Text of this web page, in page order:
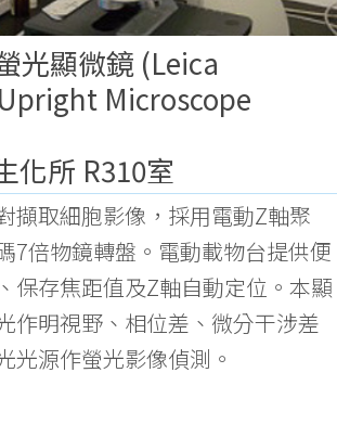
光顯微鏡 (Leica
Microscope
化所 R310室
擷取細胞影像，採用電動Z軸聚
7倍物鏡轉盤。電動載物台提供便
保存焦距值及Z軸自動定位。本顯
作明視野、相位差、微分干涉差
光源作螢光影像偵測。